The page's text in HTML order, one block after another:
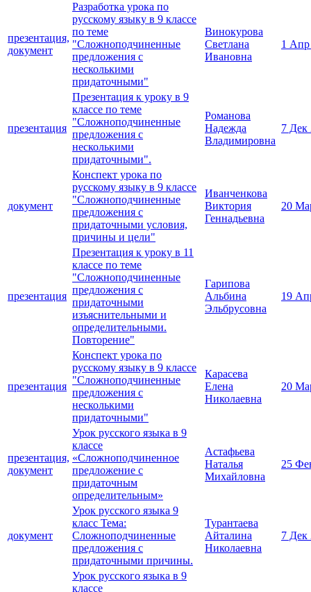
презентация,
документ
Разработка урока по
русскому языку в 9 классе
по теме
"Сложноподчиненные
предложения с
несколькими
придаточными"
Винокурова
Светлана
Ивановна
1 Апр
презентация
Презентация к уроку в 9
классе по теме
"Сложноподчиненные
предложения с
несколькими
придаточными".
Романова
Надежда
Владимировна
7 Дек
документ
Конспект урока по
русскому языку в 9 классе
"Сложноподчиненные
предложения с
придаточными условия,
причины и цели"
Иванченкова
Виктория
Геннадьевна
20
презентация
Презентация к уроку в 11
классе по теме
"Сложноподчиненные
предложения с
придаточными
изъяснительными и
определительными.
Повторение"
Гарипова
Альбина
Эльбрусовна
19
презентация
Конспект урока по
русскому языку в 9 классе
"Сложноподчиненные
предложения с
несколькими
придаточными"
Карасева
Елена
Николаевна
20
презентация,
документ
Урок русского языка в 9
классе
«Сложноподчиненное
предложение с
придаточным
определительным»
Астафьева
Наталья
Михайловна
25
документ
Урок русского языка 9
класс Тема:
Сложноподчиненные
предложения с
придаточными причины.
Турантаева
Айталина
Николаевна
7 Дек
Урок русского языка в 9
классе